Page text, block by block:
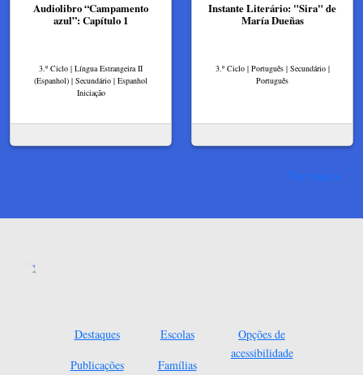
Audiolibro “Campamento
azul”: Capítulo 1
3.º Ciclo | Língua Estrangeira II
(Espanhol) | Secundário | Espanhol
Iniciação
Instante Literário: "Sira" de
María Dueñas
3.º Ciclo | Português | Secundário |
Português
Ver mais
Destaques
Publicações
Escolas
Famílias
Opções de
acessibilidade